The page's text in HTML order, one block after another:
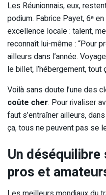
Les Réunionnais, eux,
podium. Fabrice Payet, 6ᵉ
excellence locale : talent,
reconnaît lui-même : “Pour
ailleurs dans l’année.
le billet, l’hébergement, tout
Voilà sans doute l’une des
coûte cher. Pour rivaliser
faut s’entraîner ailleurs,
ça, tous ne peuvent pas se
Un
pros et